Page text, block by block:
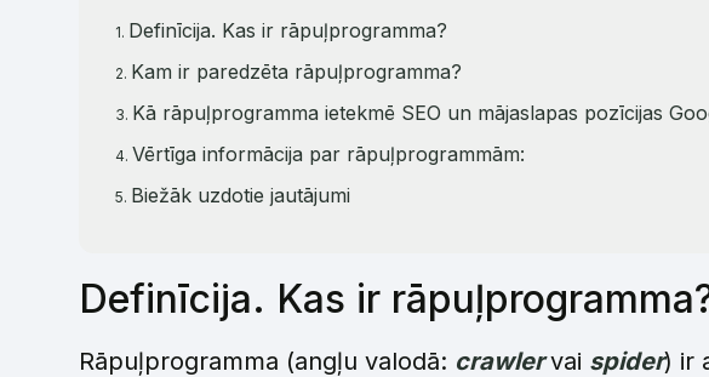
Definīcija. Kas ir rāpuļprogramma?
Kam ir paredzēta rāpuļprogramma?
Kā rāpuļprogramma ietekmē SEO un mājaslapas pozīcijas
Vērtīga informācija par rāpuļprogrammām:
Biežāk uzdotie jautājumi
Definīcija. Kas ir
Rāpuļprogramma (angļu valodā: crawlervai spider) ir